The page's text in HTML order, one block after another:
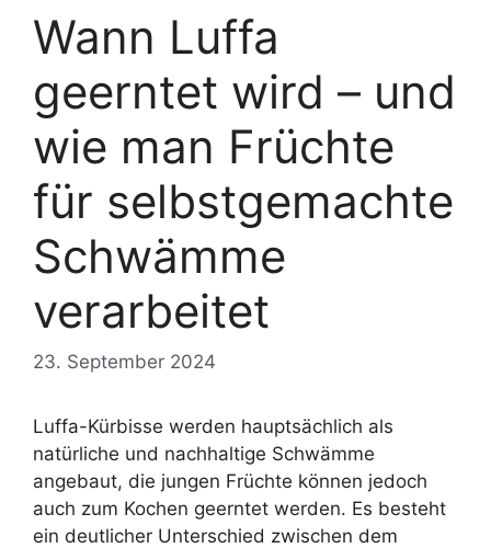
Wann Luffa
geerntet wird – und
wie man Früchte
für selbstgemachte
Schwämme
verarbeitet
23. September 2024
Luffa-Kürbisse werden hauptsächlich als
natürliche und nachhaltige Schwämme
angebaut, die jungen Früchte können jedoch
auch zum Kochen geerntet werden. Es besteht
ein deutlicher Unterschied zwischen dem